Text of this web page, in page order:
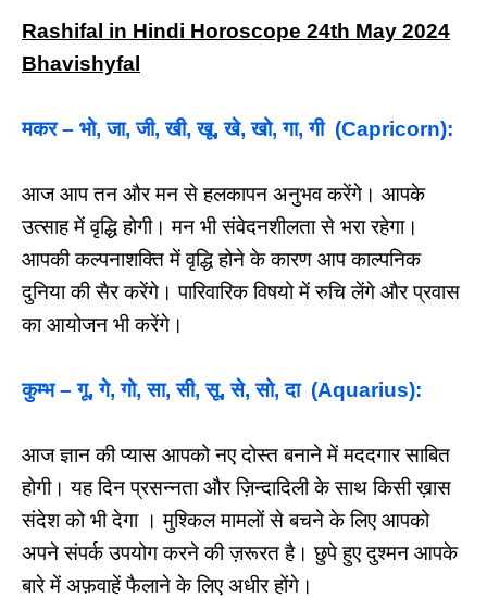
Rashifal in Hindi Horoscope 24th May 2024
Bhavishyfal
मकर – भो, जा, जी, खी, खू, खे, खो, गा, गी (Capricorn):
आज आप तन और मन से हलकापन अनुभव करेंगे। आपके
उत्साह में वृद्धि होगी। मन भी संवेदनशीलता से भरा रहेगा।
आपकी कल्पनाशक्ति में वृद्धि होने के कारण आप काल्पनिक
दुनिया की सैर करेंगे। पारिवारिक विषयो में रुचि लेंगे और प्रवास
का आयोजन भी करेंगे।
कुम्भ – गू, गे, गो, सा, सी, सू, से, सो, दा (Aquarius):
आज ज्ञान की प्यास आपको नए दोस्त बनाने में मददगार साबित
होगी। यह दिन प्रसन्नता और ज़िन्दादिली के साथ किसी ख़ास
संदेश को भी देगा । मुश्किल मामलों से बचने के लिए आपको
अपने संपर्क उपयोग करने की ज़रूरत है। छुपे हुए दुश्मन आपके
बारे में अफ़वाहें फैलाने के लिए अधीर होंगे।